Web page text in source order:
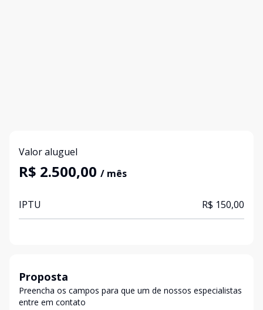
Valor aluguel
R$ 2.500,00 / mês
IPTU R$ 150,00
Proposta
Preencha os campos para que um de nossos especialistas
entre em contato